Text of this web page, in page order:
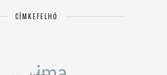
CÍMKEFELHŐ